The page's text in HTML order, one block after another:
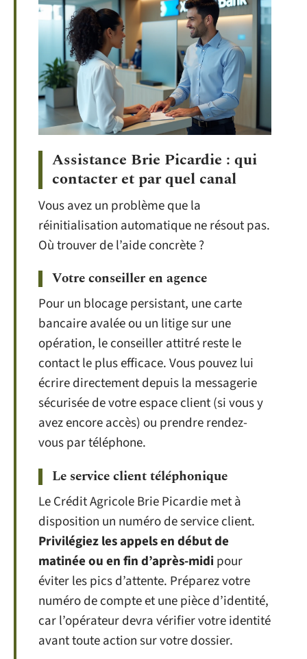
Assistance Brie Picardie : qui
contacter et par quel canal
Vous avez un problème que la
réinitialisation automatique ne résout pas.
Où trouver de l’aide concrète ?
Votre conseiller en agence
Pour un blocage persistant, une carte
bancaire avalée ou un litige sur une
opération, le conseiller attitré reste le
contact le plus efficace. Vous pouvez lui
écrire directement depuis la messagerie
sécurisée de votre espace client (si vous y
avez encore accès) ou prendre rendez-
vous par téléphone.
Le service client téléphonique
Le Crédit Agricole Brie Picardie met à
disposition un numéro de service client.
Privilégiez les appels en début de
matinée ou en fin d’après-midipour
éviter les pics d’attente. Préparez votre
numéro de compte et une pièce d’identité,
car l’opérateur devra vérifier votre identité
avant toute action sur votre dossier.